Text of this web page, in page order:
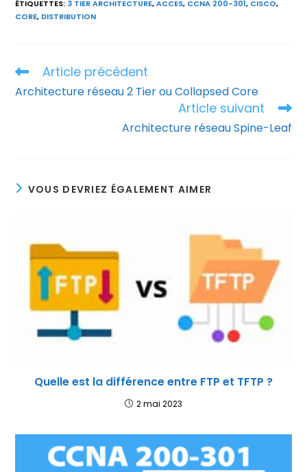
ÉTIQUETTES: 3 TIER ARCHITECTURE, ACCES, CCNA 200-301, CISCO,
CORE, DISTRIBUTION
Read
more
articles
Article précédent
Architecture réseau 2 Tier ou Collapsed Core
Article suivant
Architecture réseau Spine-Leaf
VOUS DEVRIEZ ÉGALEMENT AIMER
Quelle est la différence entre FTP et TFTP ?
2 mai 2023